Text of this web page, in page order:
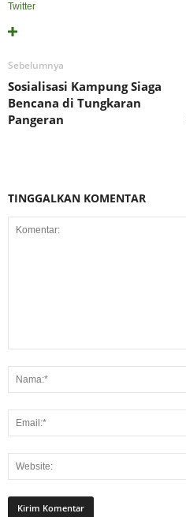
Twitter
Sebelumnya
Sosialisasi Kampung Siaga
Bencana di Tungkaran
Pangeran
TINGGALKAN KOMENTAR